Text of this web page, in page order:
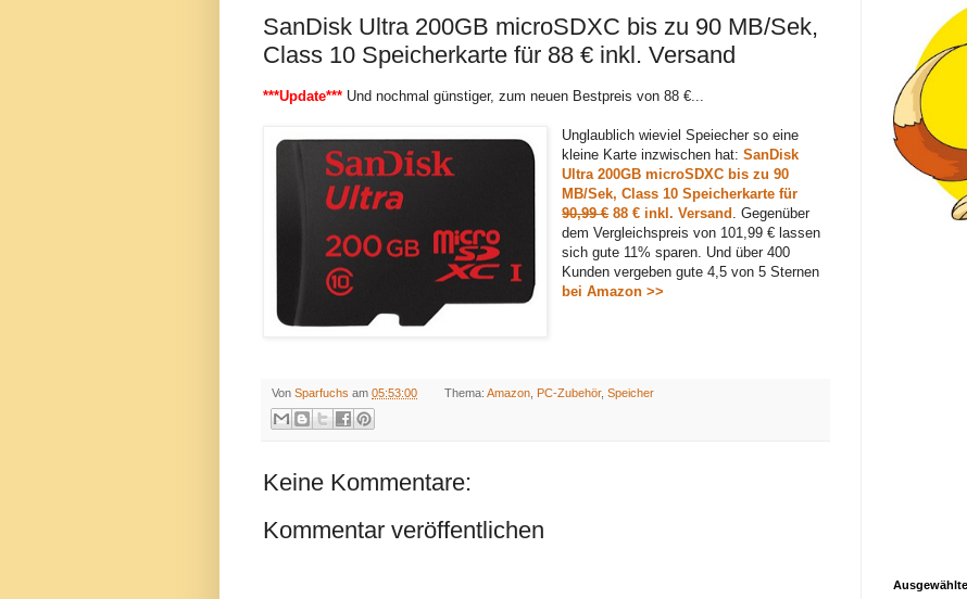
SanDisk Ultra 200GB microSDXC bis zu 90 MB/Sek,
Class 10 Speicherkarte für 88 € inkl. Versand
***Update*** Und nochmal günstiger, zum neuen Bestpreis von 88 €...
Unglaublich wieviel Speiecher so eine
kleine Karte inzwischen hat:SanDisk
Ultra 200GB microSDXC bis zu 90
MB/Sek, Class 10 Speicherkarte für
90,99 €88 € inkl. Versand
. Gegenüber
dem Vergleichspreis von 101,99 € lassen
sich gute 11% sparen. Und über 400
Kunden vergeben gute 4,5 von 5 Sternen
bei Amazon >>
Von Sparfuchs am 05:53:00 Thema: Amazon, PC-Zubehör, Speicher
Keine Kommentare:
Kommentar veröffentlichen